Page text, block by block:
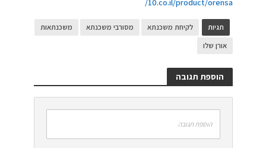
תגיות לקיחת משכנתא מסורבי משכנתא
משכנתאות
אורן שלו
הוספת תגובה
הוספת תגובה